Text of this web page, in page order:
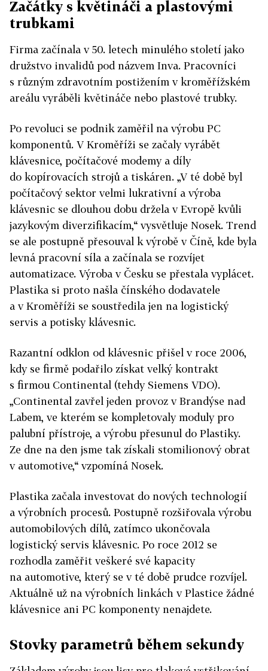
Začátky s květináči a plastovými
trubkami
Firma začínala v 50. letech minulého století jako
družstvo invalidů pod názvem Inva. Pracovníci
s různým zdravotním postižením v kroměřížském
areálu vyráběli květináče nebo plastové trubky.
Po revoluci se podnik zaměřil na výrobu PC
komponentů. V Kroměříži se začaly vyrábět
klávesnice, počítačové modemy a díly
do kopírovacích strojů a tiskáren. „V té době byl
počítačový sektor velmi lukrativní a výroba
klávesnic se dlouhou dobu držela v Evropě kvůli
jazykovým diverzifikacím,“ vysvětluje Nosek. Trend
se ale postupně přesouval k výrobě v Číně, kde byla
levná pracovní síla a začínala se rozvíjet
automatizace. Výroba v Česku se přestala vyplácet.
Plastika si proto našla čínského dodavatele
a v Kroměříži se soustředila jen na logistický
servis a potisky klávesnic.
Razantní odklon od klávesnic přišel v roce 2006,
kdy se firmě podařilo získat velký kontrakt
s firmou Continental (tehdy Siemens VDO).
„Continental zavřel jeden provoz v Brandýse nad
Labem, ve kterém se kompletovaly moduly pro
palubní přístroje, a výrobu přesunul do Plastiky.
Ze dne na den jsme tak získali stomilionový obrat
v automotive,“ vzpomíná Nosek.
Plastika začala investovat do nových technologií
a výrobních procesů. Postupně rozšiřovala výrobu
automobilových dílů, zatímco ukončovala
logistický servis klávesnic. Po roce 2012 se
rozhodla zaměřit veškeré své kapacity
na automotive, který se v té době prudce rozvíjel.
Aktuálně už na výrobních linkách v Plastice žádné
klávesnice ani PC komponenty nenajdete.
Stovky parametrů během sekundy